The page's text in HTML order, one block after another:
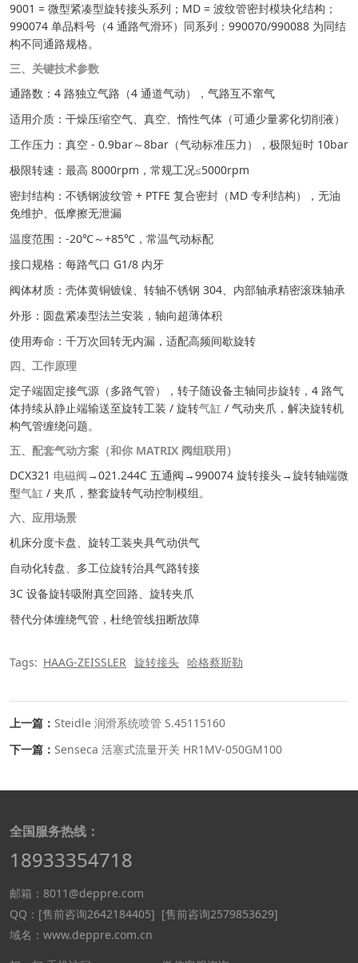
9001 = 微型紧凑型旋转接头系列；MD = 波纹管密封模块化结构；
990074 单品料号（4 通路气滑环）同系列：990070/990088 为同结
构不同通路规格。
三、关键技术参数
通路数：4 路独立气路（4 通道气动），气路互不窜气
适用介质：干燥压缩空气、真空、惰性气体（可通少量雾化切削液）
工作压力：真空 - 0.9bar～8bar（气动标准压力），极限短时 10bar
极限转速：最高 8000rpm，常规工况≤5000rpm
密封结构：不锈钢波纹管 + PTFE 复合密封（MD 专利结构），无油
免维护、低摩擦无泄漏
温度范围：-20℃～+85℃，常温气动标配
接口规格：每路气口 G1/8 内牙
阀体材质：壳体黄铜镀镍、转轴不锈钢 304、内部轴承精密滚珠轴承
外形：圆盘紧凑型法兰安装，轴向超薄体积
使用寿命：千万次回转无内漏，适配高频间歇旋转
四、工作原理
定子端固定接气源（多路气管），转子随设备主轴同步旋转，4 路气
体持续从静止端输送至旋转工装 / 旋转气缸 / 气动夹爪，解决旋转机
构气管缠绕问题。
五、配套气动方案（和你 MATRIX 阀组联用）
DCX321 电磁阀→021.244C 五通阀→990074 旋转接头→旋转轴端微
型气缸 / 夹爪，整套旋转气动控制模组。
六、应用场景
机床分度卡盘、旋转工装夹具气动供气
自动化转盘、多工位旋转治具气路转接
3C 设备旋转吸附真空回路、旋转夹爪
替代分体缠绕气管，杜绝管线扭断故障
Tags: HAAG-ZEISSLER 旋转接头 哈格蔡斯勒
上一篇： Steidle 润滑系统喷管 S.45115160
下一篇： Senseca 活塞式流量开关 HR1MV-050GM100
全国服务热线：
18933354718
邮箱：8011@deppre.com
QQ： [售前咨询2642184405] [售前咨询2579853629]
域名：www.deppre.com.cn